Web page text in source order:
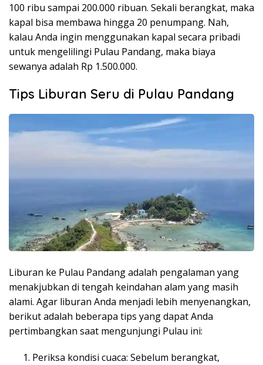
100 ribu sampai 200.000 ribuan. Sekali berangkat, maka
kapal bisa membawa hingga 20 penumpang. Nah,
kalau Anda ingin menggunakan kapal secara pribadi
untuk mengelilingi Pulau Pandang, maka biaya
sewanya adalah Rp 1.500.000.
Tips Liburan Seru di Pulau Pandang
Liburan ke Pulau Pandang adalah pengalaman yang
menakjubkan di tengah keindahan alam yang masih
alami. Agar liburan Anda menjadi lebih menyenangkan,
berikut adalah beberapa tips yang dapat Anda
pertimbangkan saat mengunjungi Pulau ini:
Periksa kondisi cuaca: Sebelum berangkat,